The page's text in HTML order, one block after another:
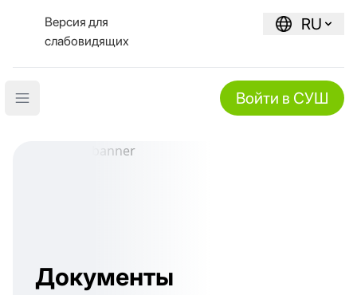
Версия для
слабовидящих
RU
Open main menu Войти в СУШ
Документы